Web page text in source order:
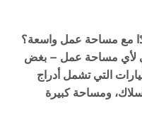
مع مساحة عمل واسعة؟
لأي مساحة عمل – بغض
التي تشمل أدراج
ومساحة كبيرة